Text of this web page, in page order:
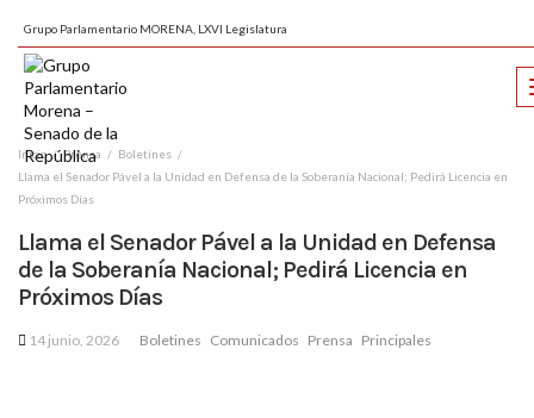
Grupo Parlamentario MORENA, LXVI Legislatura
Inicio Prensa
Boletines
Llama el Senador Pável a la Unidad en Defensa de la Soberanía Nacional; Pedirá Licencia en
Próximos Días
Llama el Senador Pável a la Unidad en Defensa
de la Soberanía Nacional; Pedirá Licencia en
Próximos Días
14 junio, 2026 Boletines Comunicados Prensa Principales